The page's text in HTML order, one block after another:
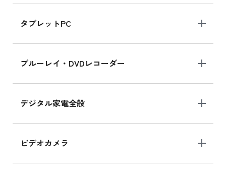
タブレットPC
ブルーレイ・DVDレコーダー
デジタル家電全般
ビデオカメラ
iPad mini 8.3インチ の新品買取価格
iPhone 16 シリーズ
iPhone 16 の新品買取価格
iPad Air 11インチ シリーズ
iPad Air 11インチ の新品買取価格
iPhone 15 128GB シリーズ